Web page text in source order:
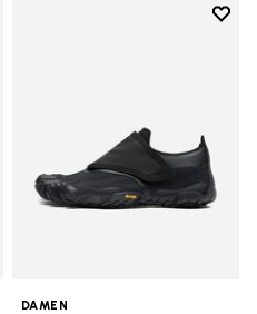
to wishlist
Add
DAMEN